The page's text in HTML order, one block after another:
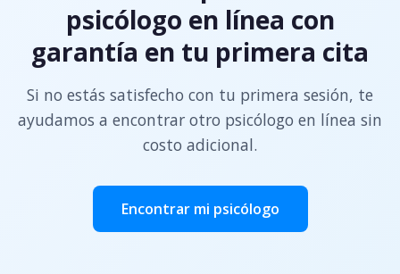
psicólogo en línea con
garantía en tu primera cita
Si no estás satisfecho con tu primera sesión, te
ayudamos a encontrar otro psicólogo en línea sin
costo adicional.
Encontrar mi psicólogo